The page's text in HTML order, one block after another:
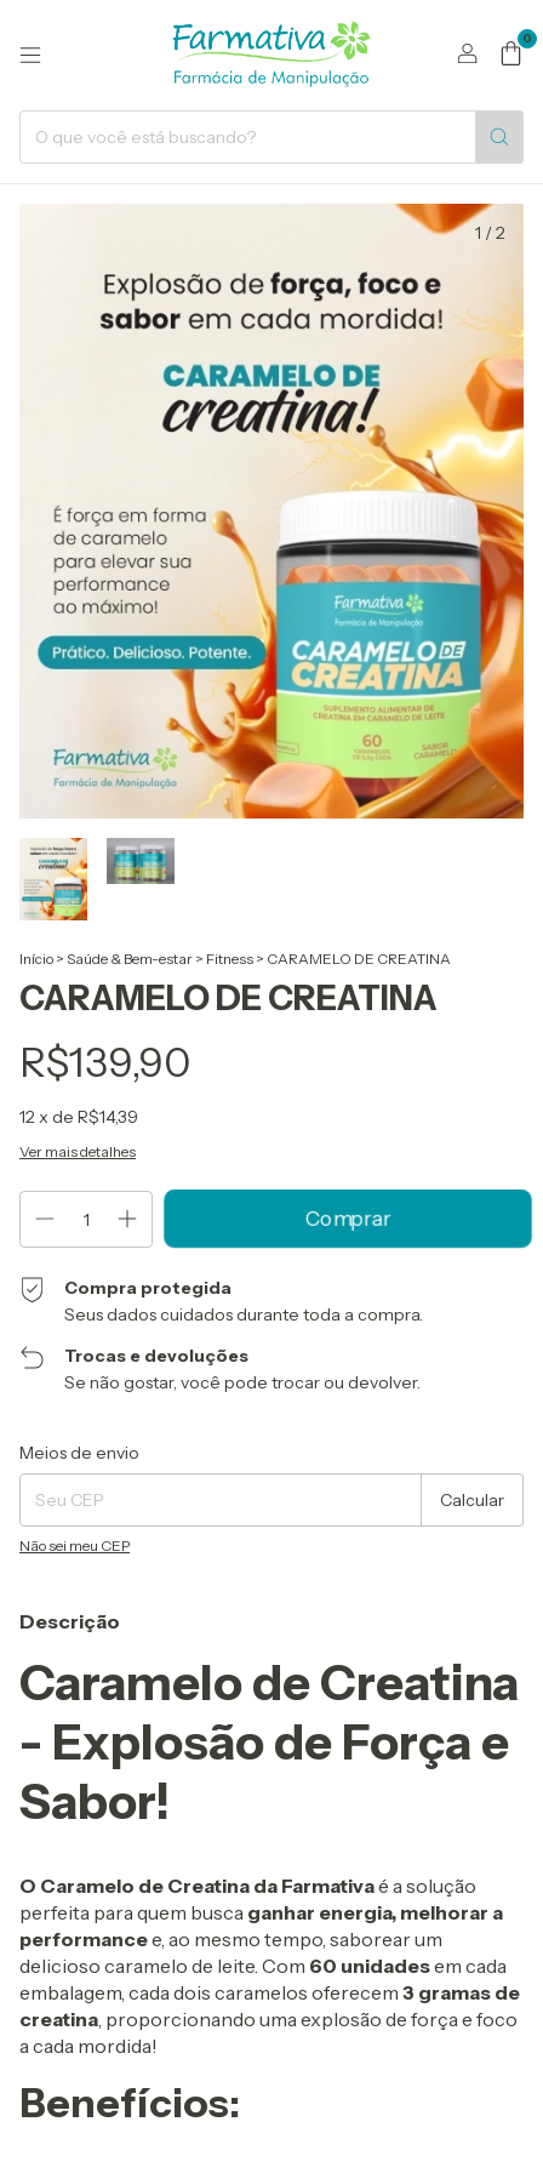
0
1 /2
Início > Saúde & Bem-estar > Fitness > CARAMELO DE CREATINA
CARAMELO DE CREATINA
R$139,90
12x de R$14,39
Ver mais detalhes
Compra protegida
Seus dados cuidados durante toda a compra.
Trocas e devoluções
Se não gostar, você pode trocar ou devolver.
Entregas para o CEP:
Meios de envio
Calcular
Não sei meu CEP
Descrição
Caramelo de Creatina
- Explosão de Força e
Sabor!
O Caramelo de Creatina da Farmativaé a solução
perfeita para quem busca ganhar energia, melhorar a
performancee, ao mesmo tempo, saborear um
delicioso caramelo de leite. Com 60 unidadesem cada
embalagem, cada dois caramelos oferecem 3 gramas de
creatina , proporcionando uma explosão de força e foco
a cada mordida!
Benefícios: